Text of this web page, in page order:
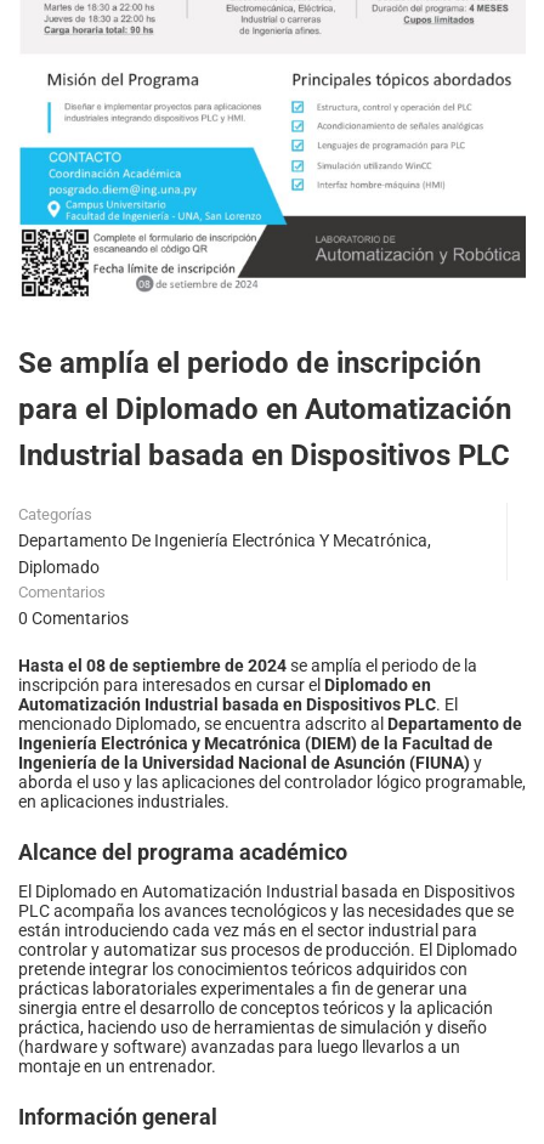
Se amplía el periodo de inscripción
para el Diplomado en Automatización
Industrial basada en Dispositivos PLC
Categorías
Departamento De Ingeniería Electrónica Y Mecatrónica,
Diplomado
Comentarios
0 Comentarios
Hasta el 08 de septiembre de 2024se amplía el periodo de la
inscripción para interesados en cursar el Diplomado en
Automatización Industrial basada en Dispositivos PLC. El
mencionado Diplomado, se encuentra adscrito al Departamento de
Ingeniería Electrónica y Mecatrónica (DIEM) de la Facultad de
Ingeniería de la Universidad Nacional de Asunción (FIUNA)y
aborda el uso y las aplicaciones del controlador lógico programable,
en aplicaciones industriales.
Alcance del programa académico
El Diplomado en Automatización Industrial basada en Dispositivos
PLC acompaña los avances tecnológicos y las necesidades que se
están introduciendo cada vez más en el sector industrial para
controlar y automatizar sus procesos de producción. El Diplomado
pretende integrar los conocimientos teóricos adquiridos con
prácticas laboratoriales experimentales a fin de generar una
sinergia entre el desarrollo de conceptos teóricos y la aplicación
práctica, haciendo uso de herramientas de simulación y diseño
(hardware y software) avanzadas para luego llevarlos a un
montaje en un entrenador.
Información general